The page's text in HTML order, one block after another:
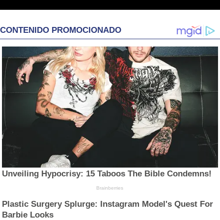
CONTENIDO PROMOCIONADO
Unveiling Hypocrisy: 15 Taboos The Bible Condemns!
Brainberries
Plastic Surgery Splurge: Instagram Model's Quest For
Barbie Looks